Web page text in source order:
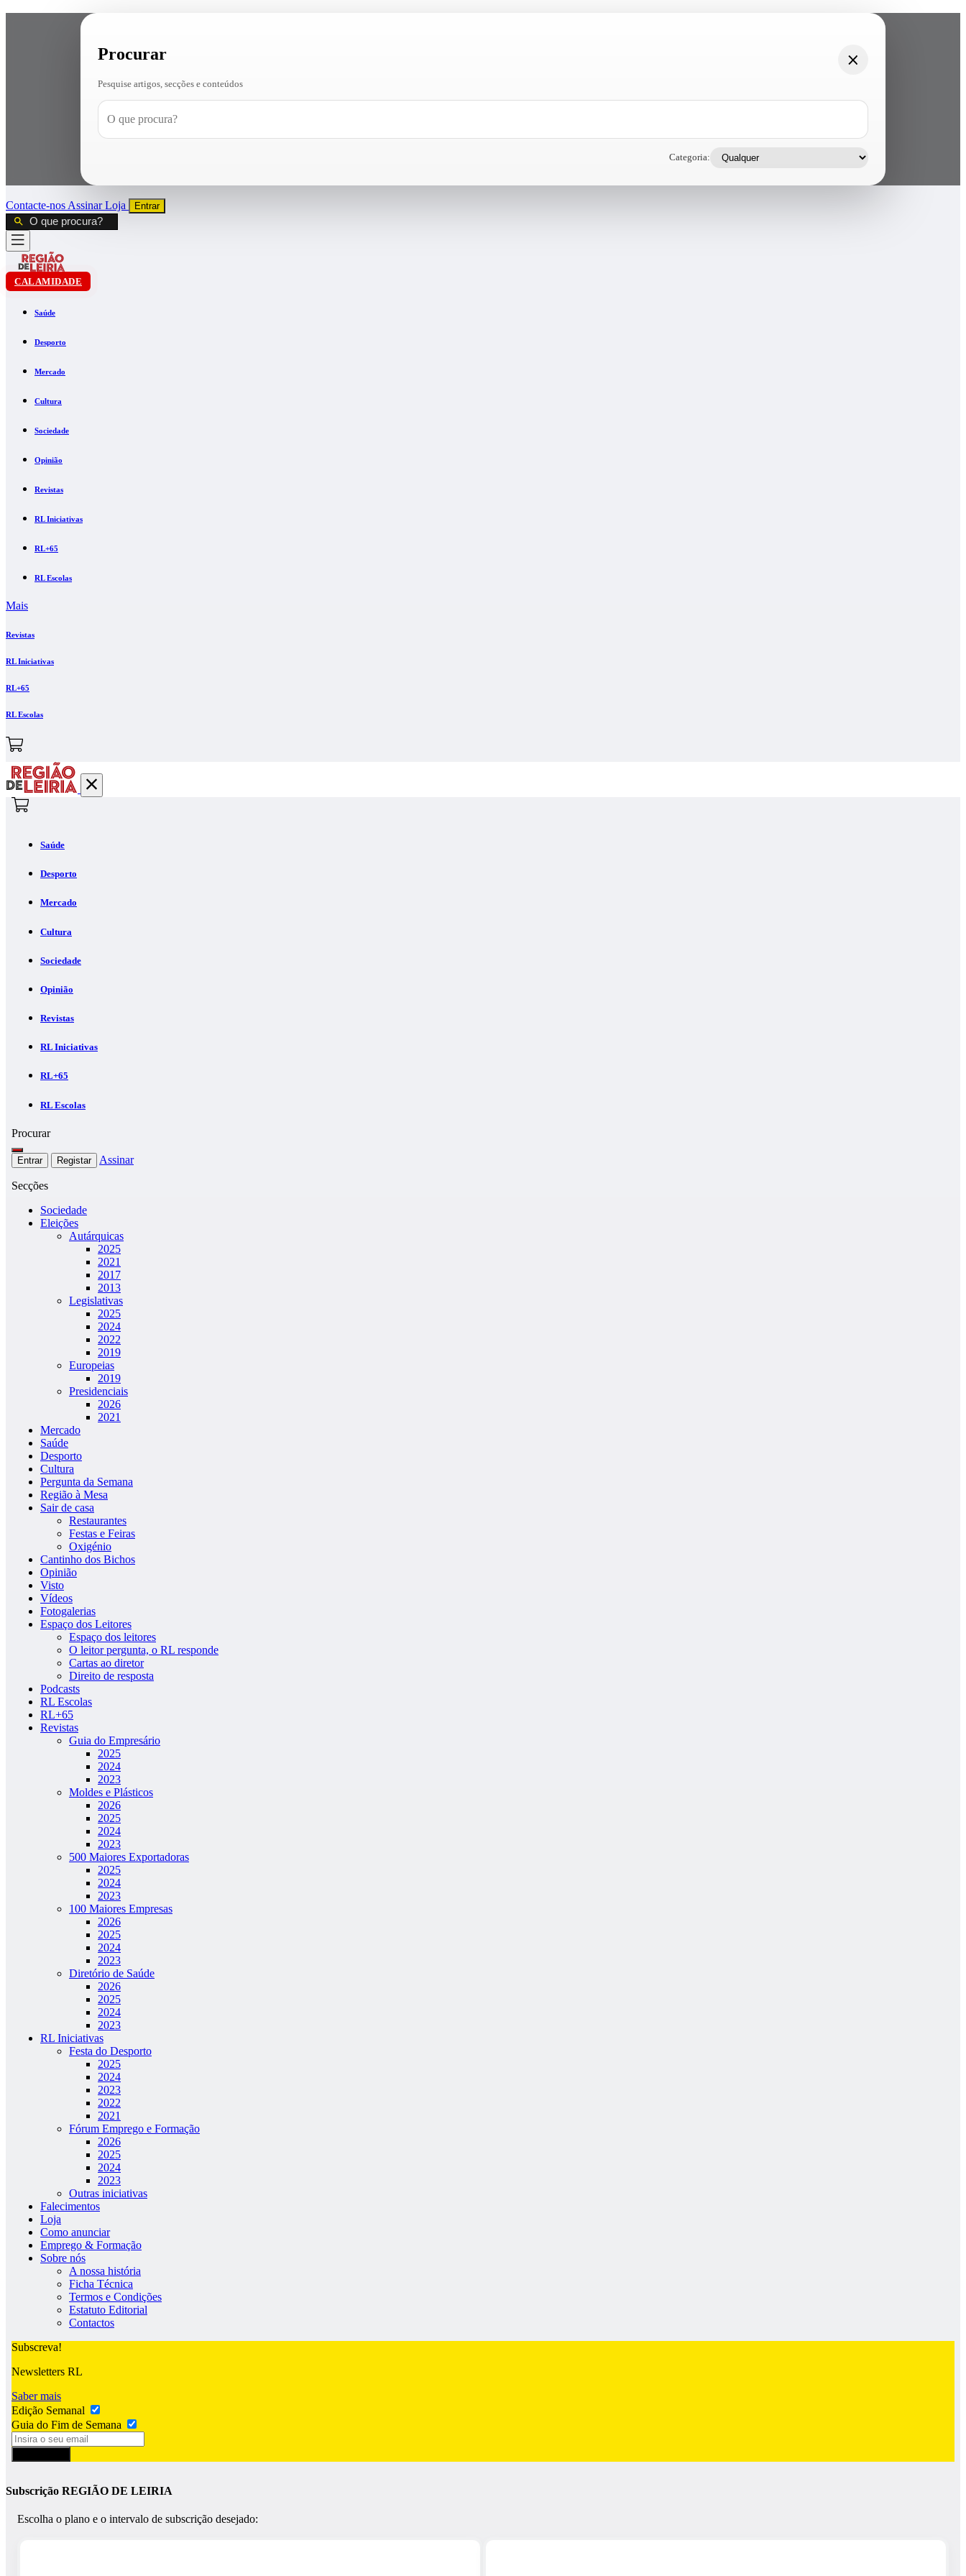
Procurar
Pesquise artigos, secções e conteúdos
Categoria:
Contacte-nos AssinarLoja Entrar
CALAMIDADE
Saúde
Desporto
Mercado
Cultura
Sociedade
Opinião
Revistas
RL Iniciativas
RL+65
RL Escolas
Mais
Revistas
RL Iniciativas
RL+65
RL Escolas
Saúde
Desporto
Mercado
Cultura
Sociedade
Opinião
Revistas
RL Iniciativas
RL+65
RL Escolas
Procurar
Entrar Registar Assinar
Secções
Sociedade
Eleições
Autárquicas
2025
2021
2017
2013
Legislativas
2025
2024
2022
2019
Europeias
2019
Presidenciais
2026
2021
Mercado
Saúde
Desporto
Cultura
Pergunta da Semana
Região à Mesa
Sair de casa
Restaurantes
Festas e Feiras
Oxigénio
Cantinho dos Bichos
Opinião
Visto
Vídeos
Fotogalerias
Espaço dos Leitores
Espaço dos leitores
O leitor pergunta, o RL responde
Cartas ao diretor
Direito de resposta
Podcasts
RL Escolas
RL+65
Revistas
Guia do Empresário
2025
2024
2023
Moldes e Plásticos
2026
2025
2024
2023
500 Maiores Exportadoras
2025
2024
2023
100 Maiores Empresas
2026
2025
2024
2023
Diretório de Saúde
2026
2025
2024
2023
RL Iniciativas
Festa do Desporto
2025
2024
2023
2022
2021
Fórum Emprego e Formação
2026
2025
2024
2023
Outras iniciativas
Falecimentos
Loja
Como anunciar
Emprego & Formação
Sobre nós
A nossa história
Ficha Técnica
Termos e Condições
Estatuto Editorial
Contactos
Subscreva!
Newsletters RL
Saber mais
Edição Semanal
Guia do Fim de Semana
Subscrição REGIÃO DE LEIRIA
Escolha o plano e o intervalo de subscrição desejado: